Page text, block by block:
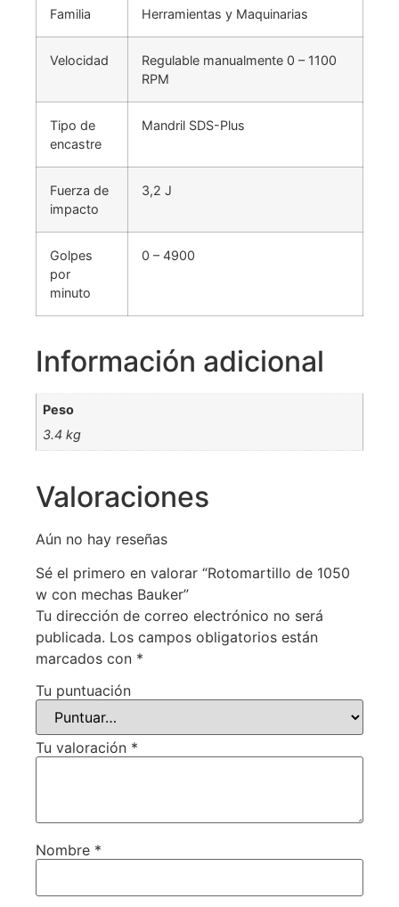
Familia Herramientas y Maquinarias
Velocidad
Regulable manualmente 0 – 1100
RPM
Tipo de
encastre
Mandril SDS-Plus
Fuerza de
impacto
3,2 J
Golpes
por
minuto
0 – 4900
Información adicional
Peso
3.4 kg
Valoraciones
Aún no hay reseñas
Sé el primero en valorar “Rotomartillo de 1050
w con mechas Bauker”
Tu dirección de correo electrónico no será
publicada. Los campos obligatorios están
marcados con *
Tu puntuación
Tu valoración *
Nombre *